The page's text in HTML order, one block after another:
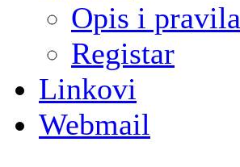
Opis i pravila
Registar
Linkovi
Webmail